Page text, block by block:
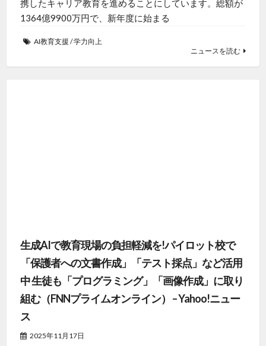
携したキャリア教育を進めることにしています。総額が
1364億9900万円で、新年度に始まる
AI教育支援 /学力向上
ニュースを読む
生成AIで教育現場の負担軽減を!パイロット校で
「保護者への文書作成」「テスト採点」など活用
中 生徒も「プログラミング」「画像作成」に取り
組む（FNNプライムオンライン） – Yahoo!ニュー
ス
2025年11月17日